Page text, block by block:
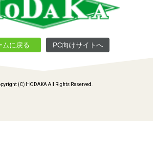
ムに戻る PC向けサイトへ
(C) HODAKA All Rights Reserved.